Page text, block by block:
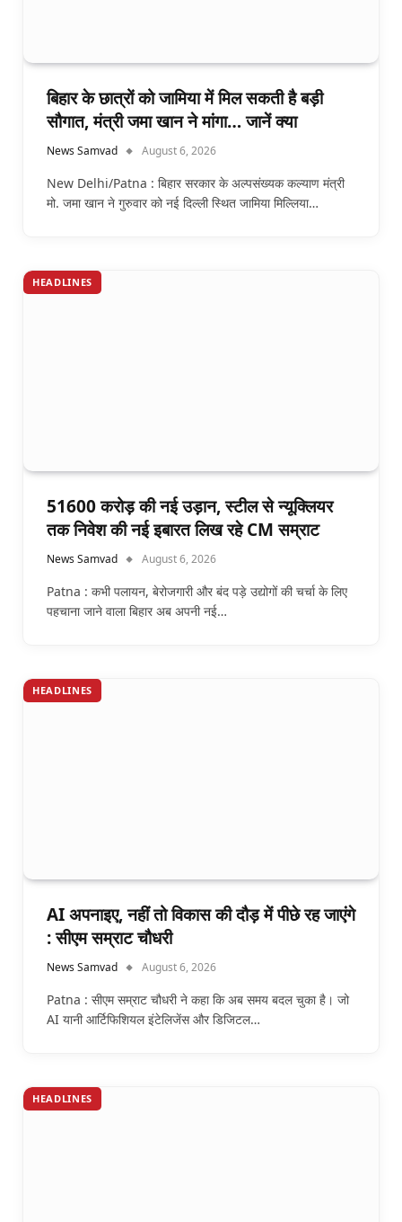
बिहार के छात्रों को जामिया में मिल सकती है बड़ी
सौगात, मंत्री जमा खान ने मांगा… जानें क्या
News Samvad August 6, 2026
New Delhi/Patna : बिहार सरकार के अल्पसंख्यक कल्याण मंत्री
मो. जमा खान ने गुरुवार को नई दिल्ली स्थित जामिया मिल्लिया…
HEADLINES
51600 करोड़ की नई उड़ान, स्टील से न्यूक्लियर
तक निवेश की नई इबारत लिख रहे CM सम्राट
News Samvad August 6, 2026
Patna : कभी पलायन, बेरोजगारी और बंद पड़े उद्योगों की चर्चा के लिए
पहचाना जाने वाला बिहार अब अपनी नई…
HEADLINES
AI अपनाइए, नहीं तो विकास की दौड़ में पीछे रह जाएंगे
: सीएम सम्राट चौधरी
News Samvad August 6, 2026
Patna : सीएम सम्राट चौधरी ने कहा कि अब समय बदल चुका है। जो
AI यानी आर्टिफिशियल इंटेलिजेंस और डिजिटल…
HEADLINES